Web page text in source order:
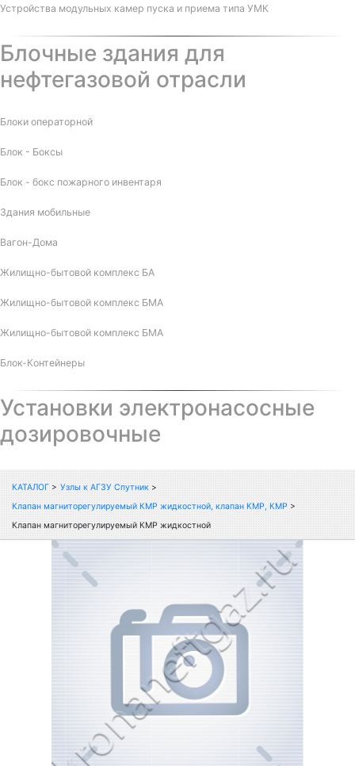
Устройства модульных камер пуска и приема типа УМК
Блочные здания для
нефтегазовой отрасли
Блоки операторной
Блок - Боксы
Блок - бокс пожарного инвентаря
Здания мобильные
Вагон-Дома
Жилищно-бытовой комплекс БА
Жилищно-бытовой комплекс БМА
Жилищно-бытовой комплекс БМА
Блок-Контейнеры
Установки электронасосные
дозировочные
КАТАЛОГ > Узлы к АГЗУ Спутник >
Клапан магниторегулируемый КМР жидкостной, клапан КМР, КМР >
Клапан магниторегулируемый КМР жидкостной